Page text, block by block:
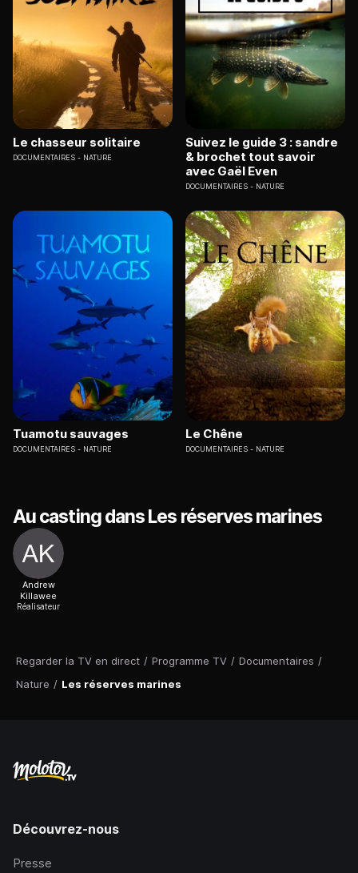
Regarder la TV en direct / Programme TV / Documentaires /
Nature / Les réserves marines
Le chasseur solitaire
DOCUMENTAIRES NATURE
Suivez le guide 3 : sandre
& brochet tout savoir
avec Gaël Even
DOCUMENTAIRES NATURE
Tuamotu sauvages
DOCUMENTAIRES NATURE
Le Chêne
DOCUMENTAIRES NATURE
Au casting dans Les réserves marines
Andrew
Killawee
Réalisateur
Découvrez-nous
Presse